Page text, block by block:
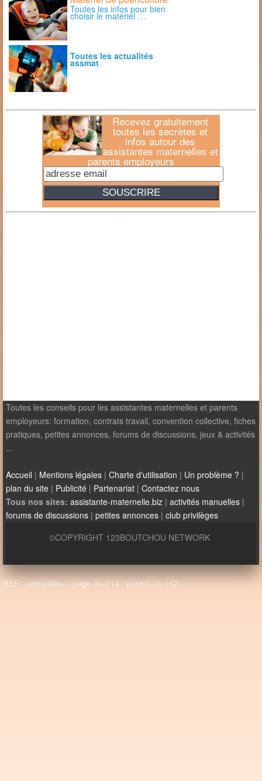
Toutes les infos pour bien
choisir le matériel …
Toutes les actualités
assmat
Recevez gratuitement
toutes les secrètes et
infos autour des
assistantes maternelles et
parents employeurs
Toutes les conseils pour les assistantes maternelles et parents
employeurs: formation, contrats travail, convention collective, fiches
pratiques, petites annonces, forums de discussions, jeux & activités
...
Accueil | Mentions légales | Charte d'utilisation | Un problème ? |
plan du site | Publicité | Partenariat | Contactez nous
Tous nos sites: assistante-maternelle.biz | activités manuelles |
forums de discussions | petites annonces | club privilèges
©COPYRIGHT 123BOUTCHOU NETWORK
REF: >template= / page-id=214 / parent-id=162<